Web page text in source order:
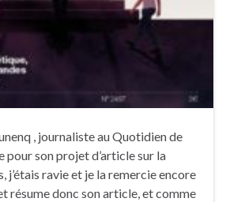
, journaliste au Quotidien de
pour son projet d’article sur la
j’étais ravie et je la remercie encore
résume donc son article, et comme